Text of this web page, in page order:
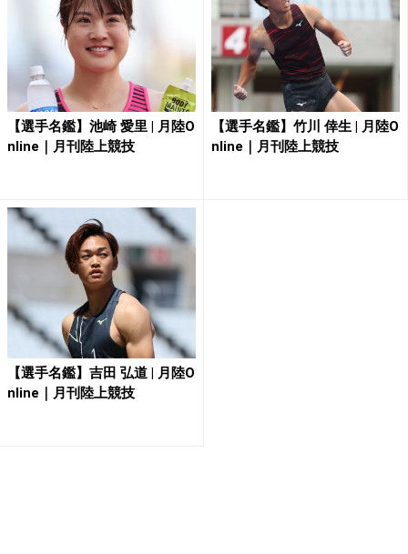
【選手名鑑】池崎 愛里 | 月陸O
nline｜月刊陸上競技
【選手名鑑】竹川 倖生 | 月陸O
nline｜月刊陸上競技
【選手名鑑】吉田 弘道 | 月陸O
nline｜月刊陸上競技